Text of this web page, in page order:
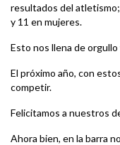
resultados del
y 11 en mujeres.
Esto nos llena de
El próximo año, con
competir.
Felicitamos a nuestros
Ahora bien, en la barra